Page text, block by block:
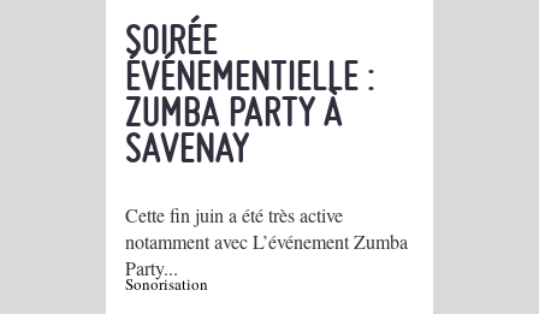
SOIRÉE
ÉVÉNEMENTIELLE :
ZUMBA PARTY À
SAVENAY
Cette fin juin a été très active
notamment avec L’événement Zumba
Party...
Sonorisation